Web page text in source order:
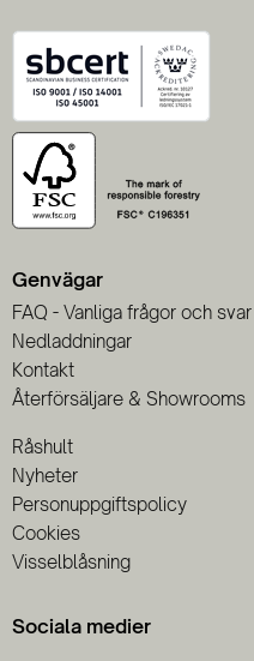
Genvägar
FAQ - Vanliga frågor och svar
Nedladdningar
Kontakt
Återförsäljare & Showrooms
Råshult
Nyheter
Personuppgiftspolicy
Cookies
Visselblåsning
Sociala medier